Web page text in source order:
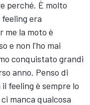
perché. È molto
era
me la moto è
e non l’ho mai
conquistato grandi
anno. Penso di
feeling è sempre lo
manca qualcosa